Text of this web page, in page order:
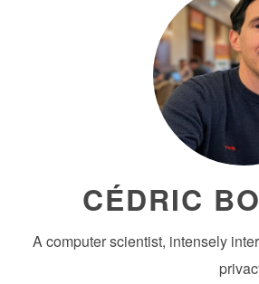
CÉDRIC
A computer scientist, intensely